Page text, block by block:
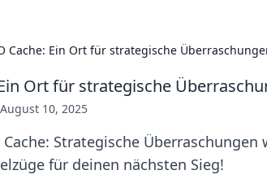
Cache: Ein Ort für strategische
Ort für strategische
August 10, 2025
Cache: Strategische
für deinen nächsten Sieg!